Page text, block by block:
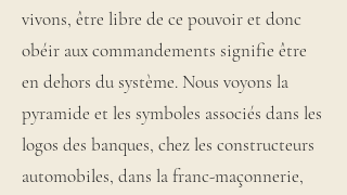
vivons, être libre de ce pouvoir et donc
obéir aux commandements signifie être
en dehors du système. Nous voyons la
pyramide et les symboles associés dans les
logos des banques, chez les constructeurs
automobiles, dans la franc-maçonnerie,